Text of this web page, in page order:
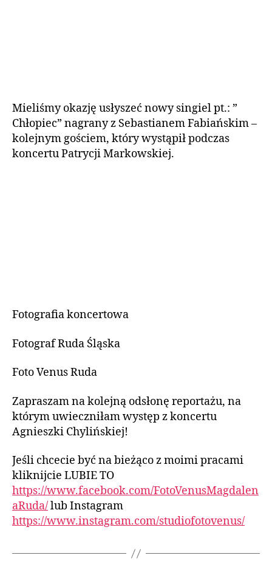
Mieliśmy okazję usłyszeć nowy singiel pt.: ”
Chłopiec” nagrany z Sebastianem Fabiańskim –
kolejnym gościem, który wystąpił podczas
koncertu Patrycji Markowskiej.
Fotografia koncertowa
Fotograf Ruda Śląska
Foto Venus Ruda
Zapraszam na kolejną odsłonę reportażu, na
którym uwieczniłam występ z koncertu
Agnieszki Chylińskiej!
Jeśli chcecie być na bieżąco z moimi pracami
kliknijcie LUBIE TO
https://www.facebook.com/FotoVenusMagdalen
aRuda/lub Instagram
https://www.instagram.com/studiofotovenus/